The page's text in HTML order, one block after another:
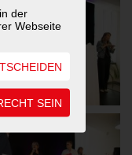
der
Webseite
SEIN